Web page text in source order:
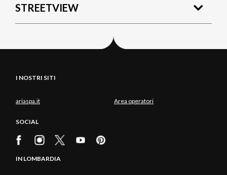
STREETVIEW
I NOSTRI SITI
ariaspa.it Area operatori
SOCIAL
IN LOMBARDIA